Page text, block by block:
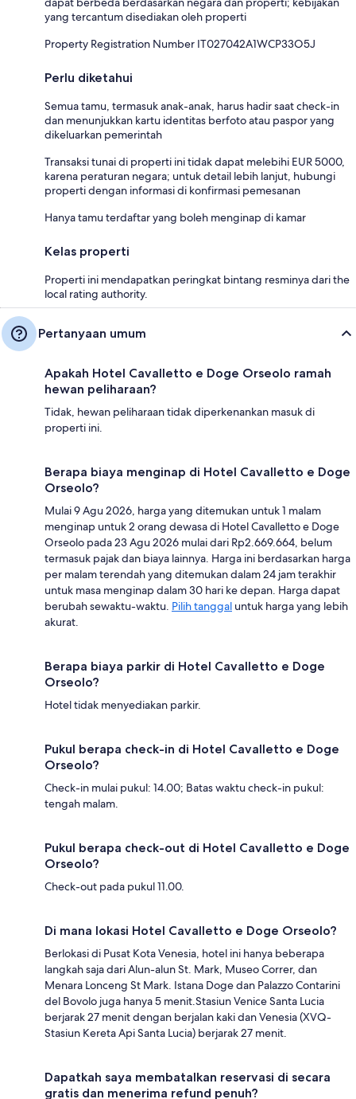
yang tercantum disediakan oleh properti
Property Registration Number IT027042A1WCP33O5J
Perlu diketahui
Semua tamu, termasuk anak-anak, harus hadir saat check-in
dan menunjukkan kartu identitas berfoto atau paspor yang
dikeluarkan pemerintah
Transaksi tunai di properti ini tidak dapat melebihi EUR 5000,
karena peraturan negara; untuk detail lebih lanjut, hubungi
properti dengan informasi di konfirmasi pemesanan
Hanya tamu terdaftar yang boleh menginap di kamar
Kelas properti
Properti ini mendapatkan peringkat bintang resminya dari the
local rating authority.
Pertanyaan umum
Apakah Hotel Cavalletto e Doge Orseolo ramah
hewan peliharaan?
Tidak, hewan peliharaan tidak diperkenankan masuk di
properti ini.
Berapa biaya menginap di Hotel Cavalletto e Doge
Orseolo?
Mulai 9 Agu 2026, harga yang ditemukan untuk 1 malam
menginap untuk 2 orang dewasa di Hotel Cavalletto e Doge
Orseolo pada 23 Agu 2026 mulai dari Rp2.669.664, belum
termasuk pajak dan biaya lainnya. Harga ini berdasarkan harga
per malam terendah yang ditemukan dalam 24 jam terakhir
untuk masa menginap dalam 30 hari ke depan. Harga dapat
berubah sewaktu-waktu. Pilih tanggal untuk harga yang lebih
akurat.
Berapa biaya parkir di Hotel Cavalletto e Doge
Orseolo?
Hotel tidak menyediakan parkir.
Pukul berapa check-in di Hotel Cavalletto e Doge
Orseolo?
Check-in mulai pukul: 14.00; Batas waktu check-in pukul:
tengah malam.
Pukul berapa check-out di Hotel Cavalletto e Doge
Orseolo?
Check-out pada pukul 11.00.
Di mana lokasi Hotel Cavalletto e Doge Orseolo?
Berlokasi di Pusat Kota Venesia, hotel ini hanya beberapa
langkah saja dari Alun-alun St. Mark, Museo Correr, dan
Menara Lonceng St Mark. Istana Doge dan Palazzo Contarini
del Bovolo juga hanya 5 menit.Stasiun Venice Santa Lucia
berjarak 27 menit dengan berjalan kaki dan Venesia (XVQ-
Stasiun Kereta Api Santa Lucia) berjarak 27 menit.
Dapatkah saya membatalkan reservasi di secara
gratis dan menerima refund penuh?